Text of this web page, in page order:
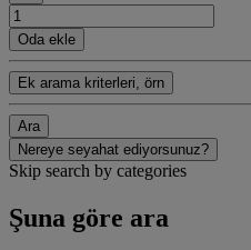
Oda ekle
Ek arama kriterleri, örn
Ara
Nereye seyahat ediyorsunuz?
Skip search by categories
Şuna göre ara